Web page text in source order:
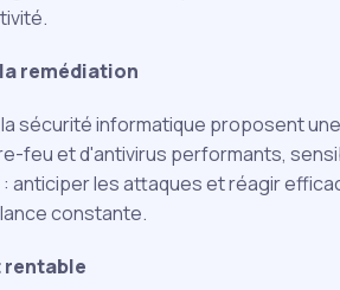
remédiation
sécurité informatique proposent
feu et d'antivirus performants,
anticiper les attaques et réagir
constante.
rentable